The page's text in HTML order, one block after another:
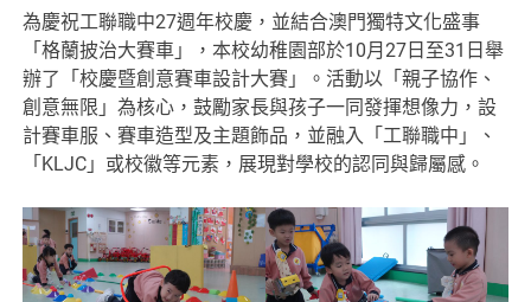
為慶祝工聯職中27週年校慶，並結合澳門獨特文化盛事
「格蘭披治大賽車」，本校幼稚園部於10月27日至31日舉
辦了「校慶暨創意賽車設計大賽」。活動以「親子協作、
創意無限」為核心，鼓勵家長與孩子一同發揮想像力，設
計賽車服、賽車造型及主題飾品，並融入「工聯職中」、
「KLJC」或校徽等元素，展現對學校的認同與歸屬感。